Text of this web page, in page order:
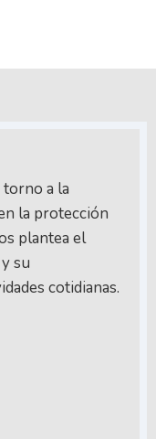
a la
la protección
plantea el
su
cotidianas.